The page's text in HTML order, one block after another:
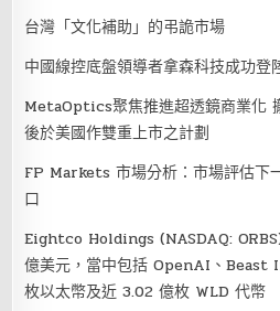
台灣「文化補助」的弔詭市場
中國線控底盤領導者拿森科技成功登
MetaOptics聚焦推進超透鏡商業化
後於美國作雙重上市之計劃
FP Markets 市場分析：市場評估下
口
Eightco Holdings (NASDAQ:
億美元，當中包括 OpenAI、
枚以太幣及近 3.02 億枚 WLD 代幣